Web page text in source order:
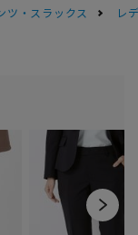
ツ・スラックス レ